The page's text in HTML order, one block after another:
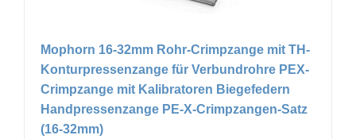
Mophorn 16-32mm Rohr-Crimpzange mit TH-
Konturpressenzange für Verbundrohre PEX-
Crimpzange mit Kalibratoren Biegefedern
Handpressenzange PE-X-Crimpzangen-Satz
(16-32mm)